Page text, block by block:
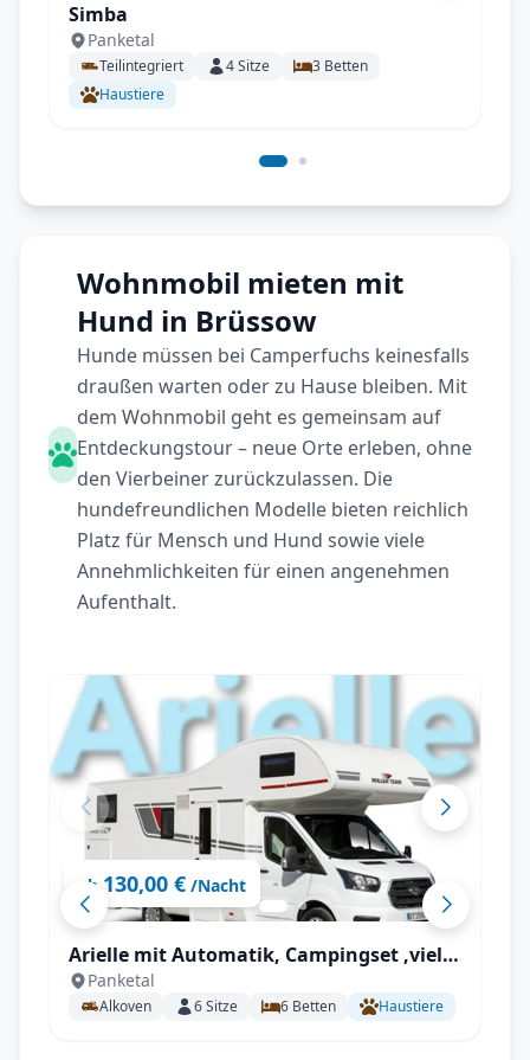
Simba
Panketal
Teilintegriert 4Sitze 3 Betten
Haustiere
Wohnmobil mieten mit
Hund in Brüssow
Hunde müssen bei Camperfuchs keinesfalls
draußen warten oder zu Hause bleiben. Mit
dem Wohnmobil geht es gemeinsam auf
Entdeckungstour – neue Orte erleben, ohne
den Vierbeiner zurückzulassen. Die
hundefreundlichen Modelle bieten reichlich
Platz für Mensch und Hund sowie viele
Annehmlichkeiten für einen angenehmen
Aufenthalt.
ab 130,00 € /Nacht
Arielle mit Automatik, Campingset ,viel
Staumöglichkeiten uvm.
Panketal
Alkoven 6Sitze 6 Betten Haustiere